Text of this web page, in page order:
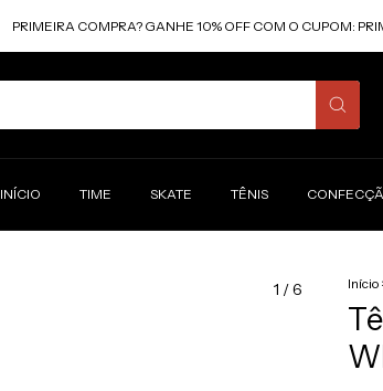
PRIMEIRA COMPRA? GANHE 10% OFF COM O CUPOM:
INÍCIO TIME SKATE TÊNIS
1 /6 Início